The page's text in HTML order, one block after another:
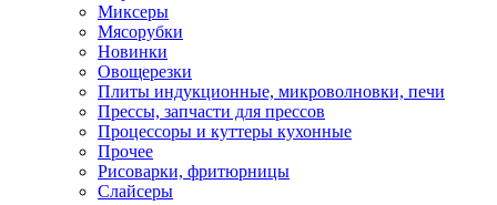
Миксеры
Мясорубки
Новинки
Овощерезки
Плиты индукционные, микроволновки, печи
Прессы, запчасти для прессов
Процессоры и куттеры кухонные
Прочее
Рисоварки, фритюрницы
Слайсеры